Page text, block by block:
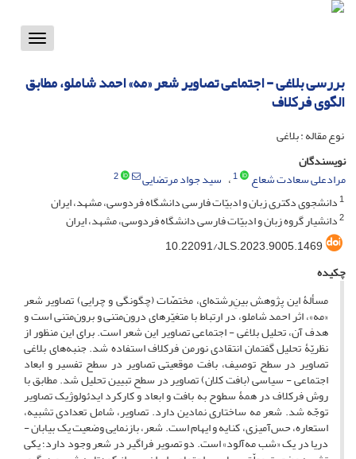
Toggle
بررسی بلاغی - اجتماعی تصاویر شعر «مه» احمد شاملو، مطابق
الگوی فرکلاف
نوع مقاله : بلاغی
نویسندگان
مرادعلی سعادت شعاع
1 سید جواد مرتضایی
2
1دانشجوی دکتری زبان و ادبیّات فارسی دانشگاه فردوسی، مشهد، ایران
2دانشیار گروه زبان و ادبیّات فارسی دانشگاه فردوسی، مشهد، ایران
10.22091/JLS.2023.9005.1469
چکیده
مسألۀ این پژوهش بینِ‌رشته‌ای، مختصّات (چگونگی و چرایی) تصاویر شعر
«مه»، اثر احمد شاملو، در ارتباط با متغیّرهای درون‌متنی و برون‌متنی است و
هدف آن، تحلیل بلاغی - اجتماعی تصاویر این شعر است. برای این منظور از
نظریّۀ تحلیل گفتمان انتقادی نورمن فرکلاف استفاده شد. جنبه‌های بلاغی
تصاویر در سطح توصیف، بافت موقعیتی تصاویر در سطح تفسیر و ابعاد
اجتماعی - سیاسی (بافت کلان) تصاویر در سطح تبیین تحلیل شد. مطابق با
روش فرکلاف در همۀ سطوح به بافت و ابعاد و کارکرد ایدئولوژیک تصاویر
توجّه شد. شعر مه ساختاری نمادین دارد. تصاویر، شامل تعدادی تشبیه،
استعاره، حس‌آمیزی، کنایه و ایهام است. شعر، بازنمایی وضعیت یک بیابان -
دریا در یک «شب مه‌آلود» است. دو تصویر فراگیر در شعر وجود دارد؛ یکی